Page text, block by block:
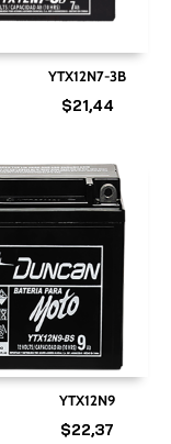
YTX12N7-3B
$21,44
YTX12N9
$22,37